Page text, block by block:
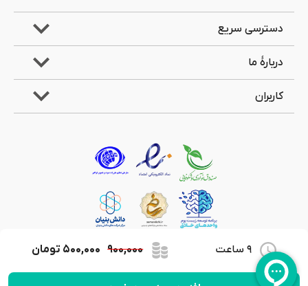
9 ساعت ۹۰۰,۰۰۰ ۵۰۰,۰۰۰ تومان
دسترسی سریع
دربارۀ ما
کاربران
کلیۀ حقوق مادی و معنوی این وب‌سایت متعلق به شرکت جویندگان علوم لیان می‌باشد.